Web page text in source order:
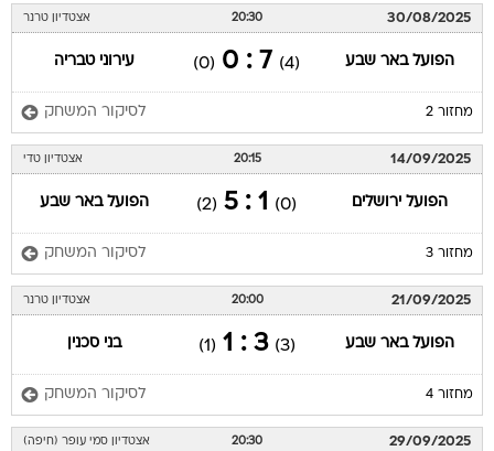
30/08/2025
20:30 אצטדיון טרנר
הפועל באר שבע (4)
7 : 0
(0) עירוני טבריה
מחזור 2 לסיקור המשחק
14/09/2025
20:15 אצטדיון טדי
הפועל ירושלים (0)
1 : 5
(2) הפועל באר שבע
מחזור 3 לסיקור המשחק
21/09/2025
20:00 אצטדיון טרנר
הפועל באר שבע (3)
3 : 1
(1) בני סכנין
מחזור 4 לסיקור המשחק
29/09/2025
20:30 אצטדיון סמי עופר (חיפה)